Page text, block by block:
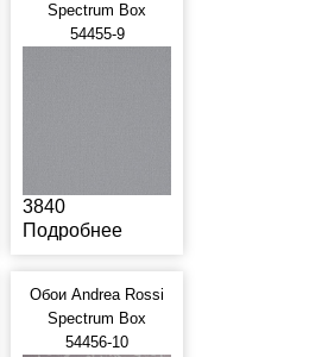
Spectrum Box
54455-9
3840
Подробнее
Обои Andrea Rossi
Spectrum Box
54456-10